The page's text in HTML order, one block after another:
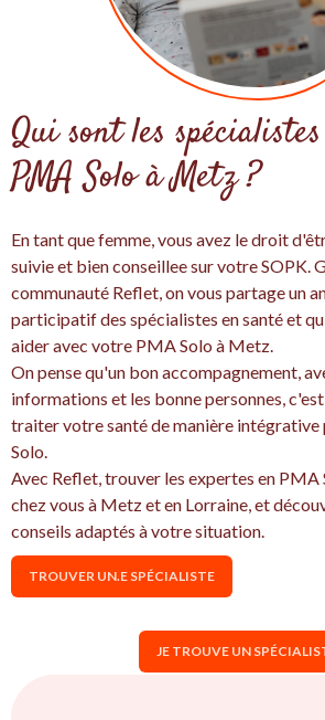
Qui sont les
PMA Solo à Metz ?
En tant que femme, vous avez le droit
suivie et bien conseillee sur votre SOPK.
communauté Reflet, on vous partage un
participatif des spécialistes en santé et
aider avec votre PMA Solo à Metz.
On pense qu'un bon accompagnement,
informations et les bonne personnes,
traiter votre santé de manière intégrative
Solo.
Avec Reflet, trouver les expertes en PMA
chez vous à Metz et en Lorraine, et
conseils adaptés à votre situation.
TROUVER UN.E SPÉCIALISTE
JE TROUVE UN